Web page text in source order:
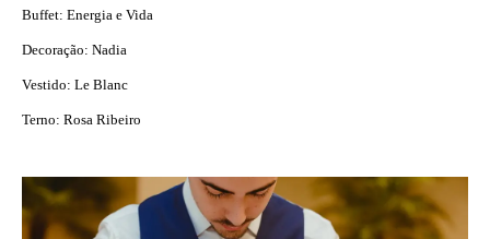
Buffet: Energia e Vida
Decoração: Nadia
Vestido: Le Blanc
Terno: Rosa Ribeiro